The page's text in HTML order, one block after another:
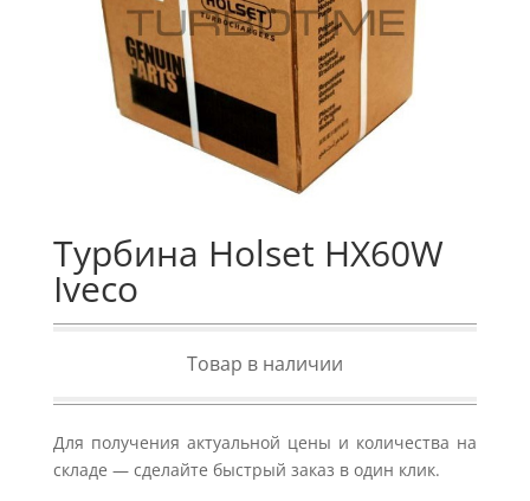
Турбина Holset HX60W
Iveco
Товар в наличии
Для получения актуальной цены и количества на
складе — сделайте быстрый заказ в один клик.